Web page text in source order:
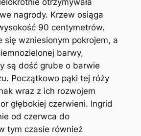
nagrody. Krzew osiąga
90 centymetrów.
się wzniesionym pokrojem, a
barwy,
są dość grube o barwie
Początkowo pąki tej róży
wraz z ich rozwojem
głębokiej czerwieni. Ingrid
od czerwca do
tym czasie również